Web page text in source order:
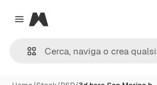
Close menu
Magnific